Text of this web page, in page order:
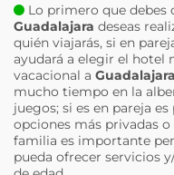
Lo primero que debes
Guadalajara deseas
quién viajarás, si en
ayudará a elegir el hotel
vacacional a Guadalajara
mucho tiempo en la
juegos; si es en pareja
opciones más privadas
familia es importante
pueda ofrecer servicios